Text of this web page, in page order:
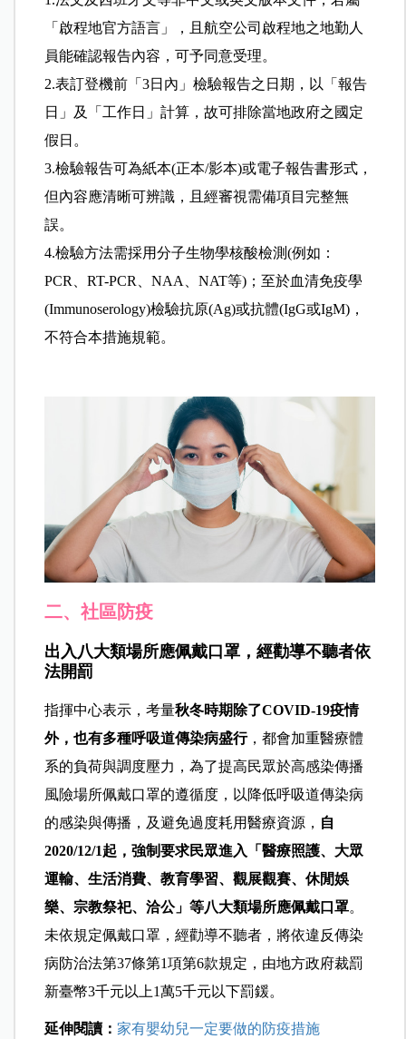
「啟程地官方語言」，且航空公司啟程地之地勤人
員能確認報告內容，可予同意受理。
2.表訂登機前「3日內」檢驗報告之日期，以「報告
日」及「工作日」計算，故可排除當地政府之國定
假日。
3.檢驗報告可為紙本(正本/影本)或電子報告書形式，
但內容應清晰可辨識，且經審視需備項目完整無
誤。
4.檢驗方法需採用分子生物學核酸檢測(例如：
PCR、RT-PCR、NAA、NAT等)；至於血清免疫學
(Immunoserology)檢驗抗原(Ag)或抗體(IgG或IgM)，
不符合本措施規範。
二、社區防疫
出入八大類場所應佩戴口罩，經勸導不聽者依
法開罰
指揮中心表示，考量秋冬時期除了COVID-19疫情
外，也有多種呼吸道傳染病盛行，都會加重醫療體
系的負荷與調度壓力，為了提高民眾於高感染傳播
風險場所佩戴口罩的遵循度，以降低呼吸道傳染病
的感染與傳播，及避免過度耗用醫療資源， 自
2020/12/1起，強制要求民眾進入「醫療照護、大眾
運輸、生活消費、教育學習、觀展觀賽、休閒娛
樂、宗教祭祀、洽公」等八大類場所應佩戴口罩。
未依規定佩戴口罩，經勸導不聽者，將依違反傳染
病防治法第37條第1項第6款規定，由地方政府裁罰
新臺幣3千元以上1萬5千元以下罰鍰。
延伸閱讀：家有嬰幼兒一定要做的防疫措施